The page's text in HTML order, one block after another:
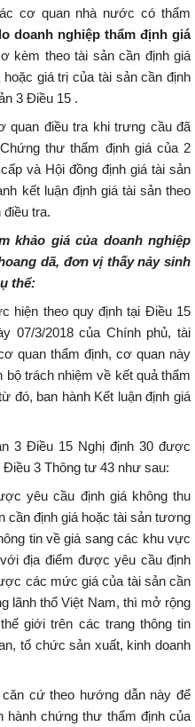
cơ quan nhà nước có thẩm
doanh nghiệp thẩm định giá
kèm theo tài sản cần định giá
giá trị của tài sản cần định
3 Điều 15 .
quan điều tra khi trưng cầu đã
thư thẩm định giá của 2
và Hội đồng định giá tài sản
kết luận định giá tài sản theo
tra.
khảo giá của doanh nghiệp
dã, đơn vị thấy nảy sinh
thể:
hiện theo quy định tại Điều 15
07/3/2018 của Chính phủ, tài
quan thẩm định, cơ quan này
trách nhiệm về kết quả thẩm
đó, ban hành Kết luận định giá
3 Điều 15 Nghị định 30 được
3 Thông tư 43 như sau:
yêu cầu định giá không thu
cần định giá hoặc tài sản tương
tin về giá sang các khu vực
địa điểm được yêu cầu định
các mức giá của tài sản cần
lãnh thổ Việt Nam, thì mở rộng
giới trên các trang thông tin
tổ chức sản xuất, kinh doanh
cứ theo hướng dẫn này để
hành chứng thư thẩm định của